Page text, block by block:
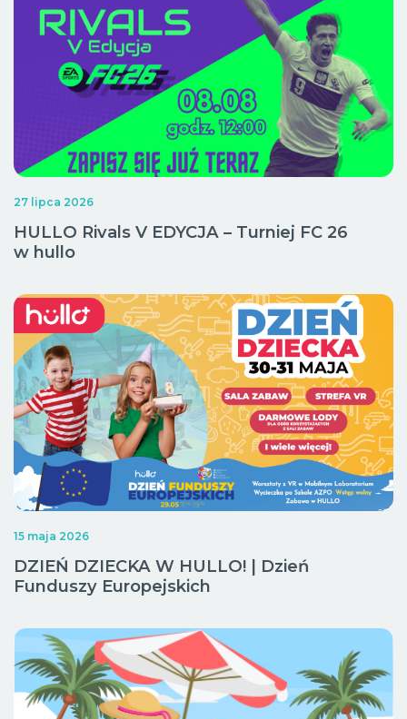
27 lipca 2026
HULLO Rivals V EDYCJA – Turniej FC 26
w hullo
15 maja 2026
DZIEŃ DZIECKA W HULLO! | Dzień
Funduszy Europejskich